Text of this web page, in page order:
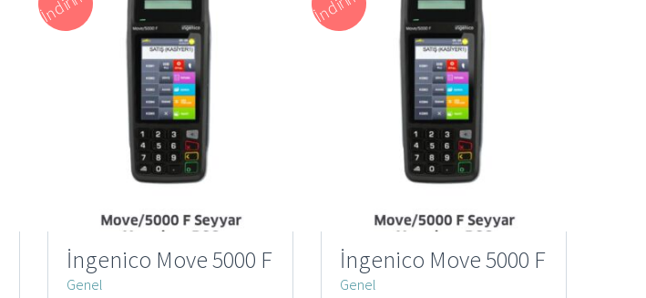
İngenico Move 5000 F
Genel
İngenico Move 5000 F
Genel